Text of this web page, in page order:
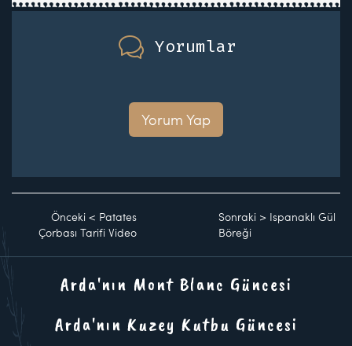
Yorumlar
Yorum Yap
Önceki < Patates
Çorbası Tarifi Video
Sonraki > Ispanaklı Gül
Böreği
Arda'nın Mont Blanc Güncesi
Arda'nın Kuzey Kutbu Güncesi